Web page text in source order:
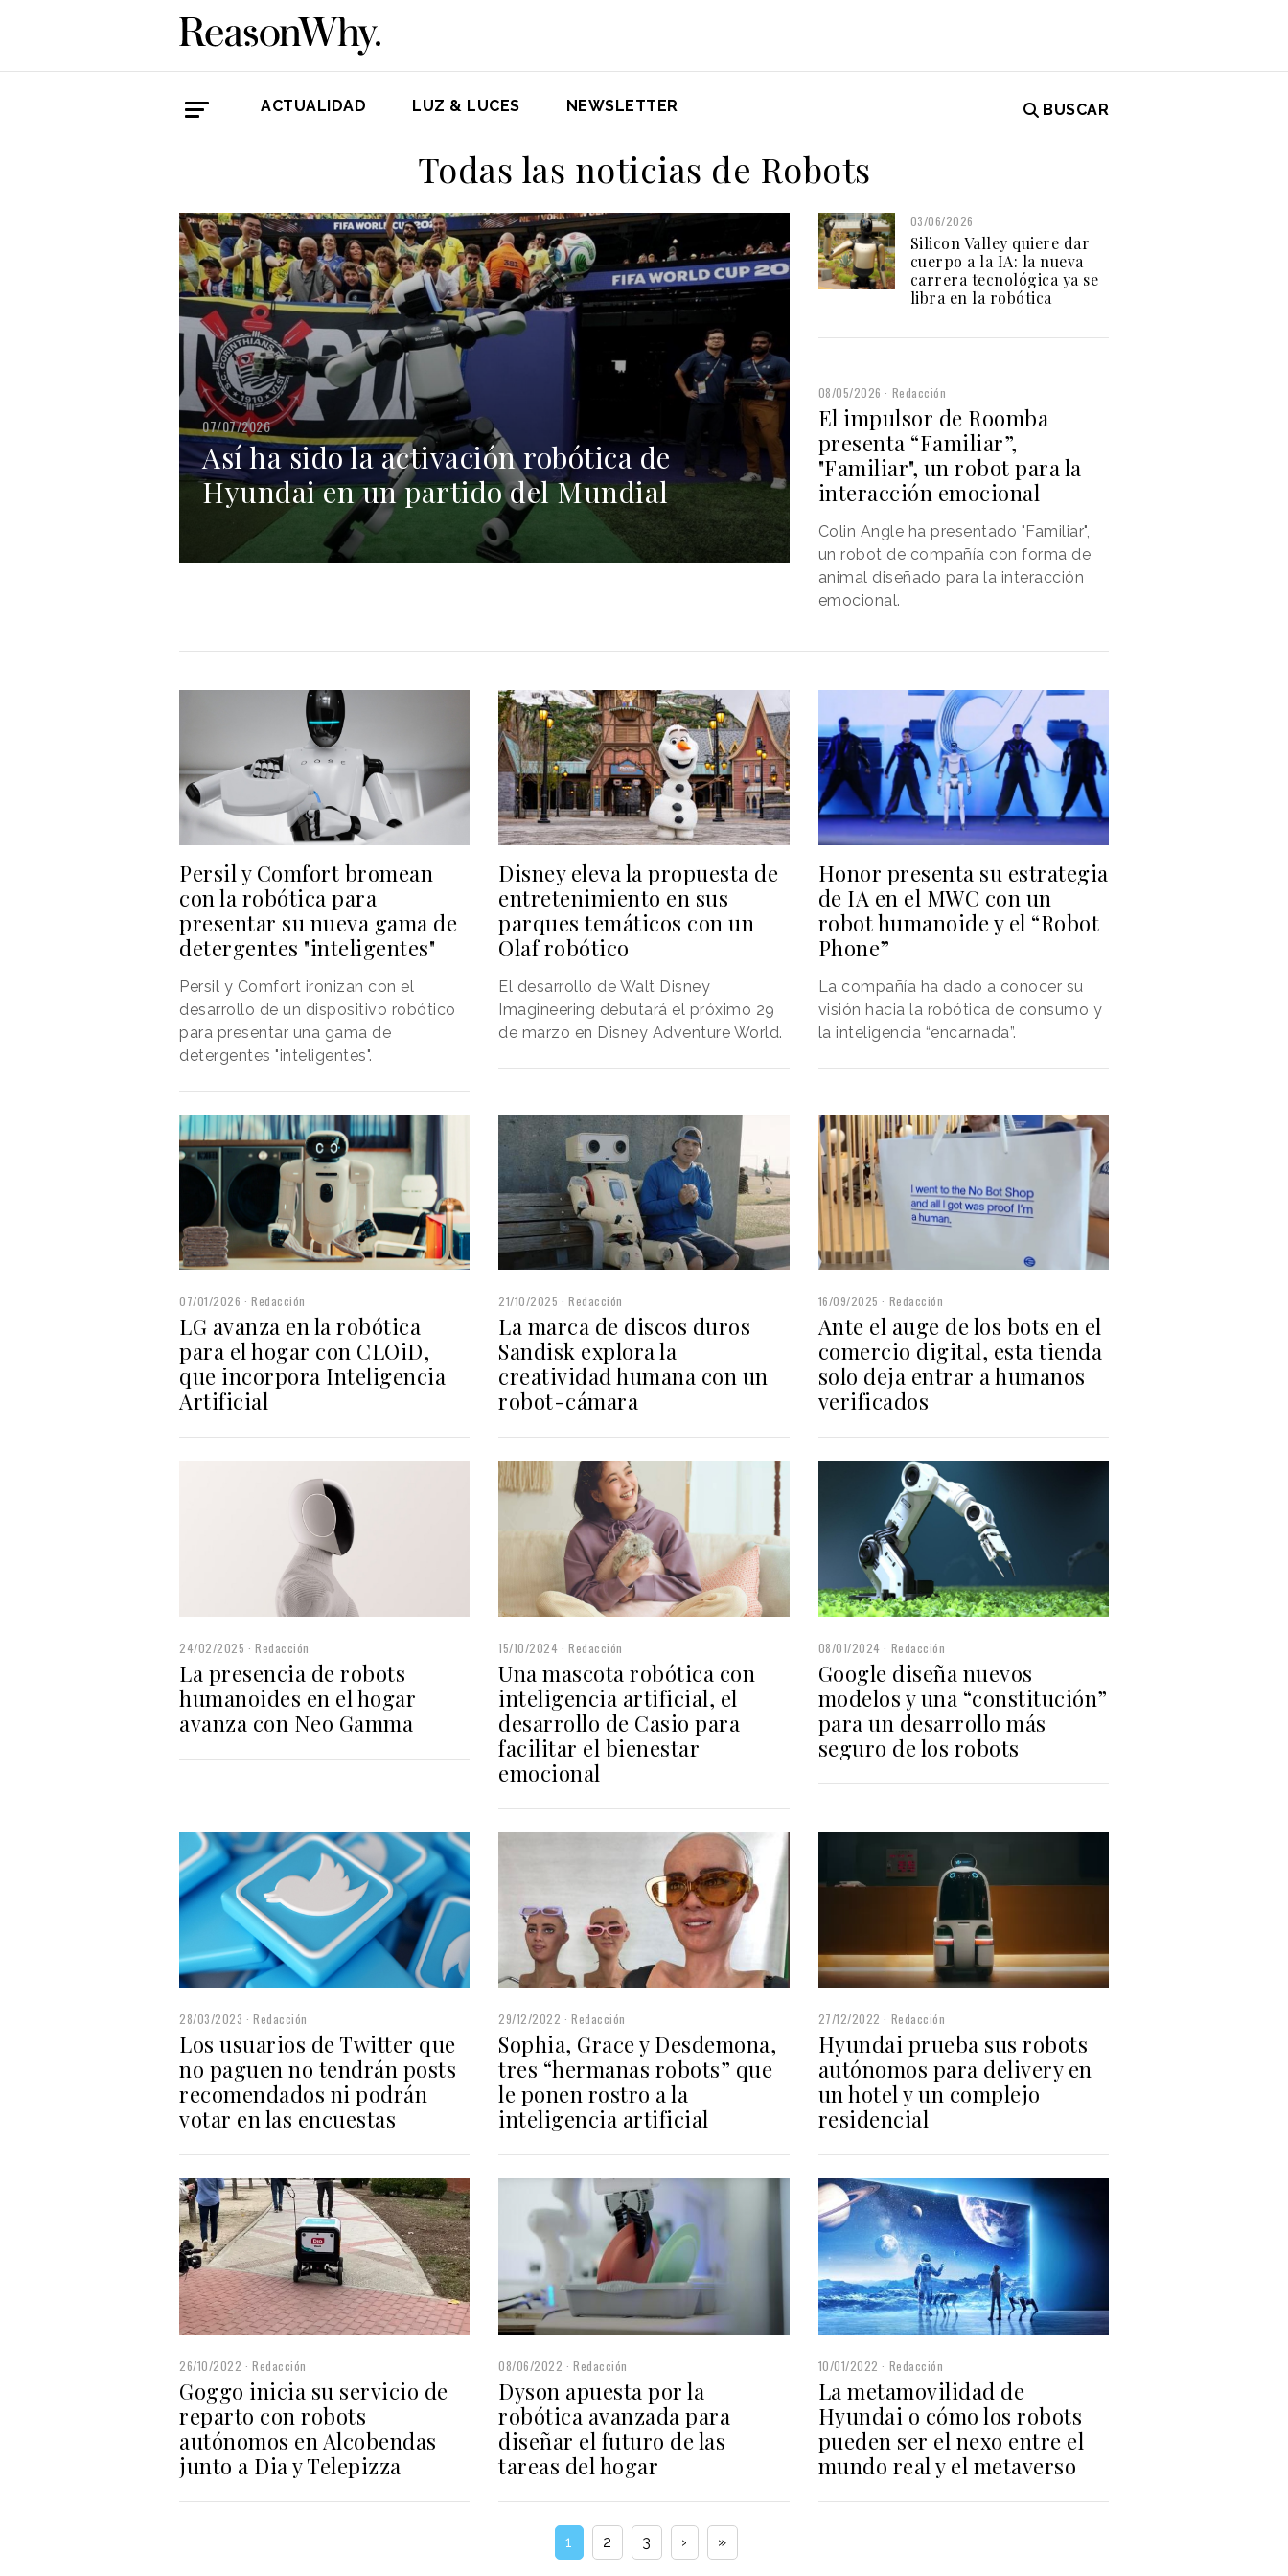
ACTUALIDAD LUZ & LUCES NEWSLETTER BUSCAR
Todas las noticias de Robots
07/07/2026
Así ha sido la activación robótica de
Hyundai en un partido del Mundial
03/06/2026
Silicon Valley quiere dar
cuerpo a la IA: la nueva
carrera tecnológica ya se
libra en la robótica
08/05/2026 Redacción
El impulsor de Roomba
presenta “Familiar”,
"Familiar", un robot para la
interacción emocional
Colin Angle ha presentado "Familiar",
un robot de compañía con forma de
animal diseñado para la interacción
emocional.
Persil y Comfort bromean
con la robótica para
presentar su nueva gama de
detergentes "inteligentes"
Persil y Comfort ironizan con el
desarrollo de un dispositivo robótico
para presentar una gama de
detergentes "inteligentes".
Disney eleva la propuesta de
entretenimiento en sus
parques temáticos con un
Olaf robótico
El desarrollo de Walt Disney
Imagineering debutará el próximo 29
de marzo en Disney Adventure World.
Honor presenta su estrategia
de IA en el MWC con un
robot humanoide y el “Robot
Phone”
La compañía ha dado a conocer su
visión hacia la robótica de consumo y
la inteligencia “encarnada”.
07/01/2026 Redacción
LG avanza en la robótica
para el hogar con CLOiD,
que incorpora Inteligencia
Artificial
21/10/2025 Redacción
La marca de discos duros
Sandisk explora la
creatividad humana con un
robot-cámara
16/09/2025 Redacción
Ante el auge de los bots en el
comercio digital, esta tienda
solo deja entrar a humanos
verificados
24/02/2025 Redacción
La presencia de robots
humanoides en el hogar
avanza con Neo Gamma
15/10/2024 Redacción
Una mascota robótica con
inteligencia artificial, el
desarrollo de Casio para
facilitar el bienestar
emocional
08/01/2024 Redacción
Google diseña nuevos
modelos y una “constitución”
para un desarrollo más
seguro de los robots
28/03/2023 Redacción
Los usuarios de Twitter que
no paguen no tendrán posts
recomendados ni podrán
votar en las encuestas
29/12/2022 Redacción
Sophia, Grace y Desdemona,
tres “hermanas robots” que
le ponen rostro a la
inteligencia artificial
27/12/2022 Redacción
Hyundai prueba sus robots
autónomos para delivery en
un hotel y un complejo
residencial
26/10/2022 Redacción
Goggo inicia su servicio de
reparto con robots
autónomos en Alcobendas
junto a Dia y Telepizza
08/06/2022 Redacción
Dyson apuesta por la
robótica avanzada para
diseñar el futuro de las
tareas del hogar
10/01/2022 Redacción
La metamovilidad de
Hyundai o cómo los robots
pueden ser el nexo entre el
mundo real y el metaverso
1 2 3 › »